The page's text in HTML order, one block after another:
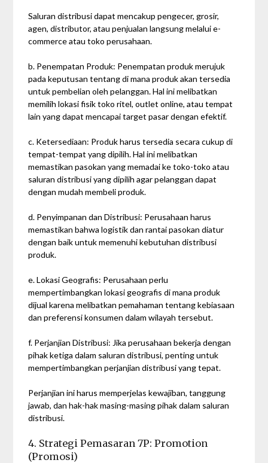
Saluran distribusi dapat mencakup pengecer, grosir,
agen, distributor, atau penjualan langsung melalui e-
commerce atau toko perusahaan.
b. Penempatan Produk: Penempatan produk merujuk
pada keputusan tentang di mana produk akan tersedia
untuk pembelian oleh pelanggan. Hal ini melibatkan
memilih lokasi fisik toko ritel, outlet online, atau tempat
lain yang dapat mencapai target pasar dengan efektif.
c. Ketersediaan: Produk harus tersedia secara cukup di
tempat-tempat yang dipilih. Hal ini melibatkan
memastikan pasokan yang memadai ke toko-toko atau
saluran distribusi yang dipilih agar pelanggan dapat
dengan mudah membeli produk.
d. Penyimpanan dan Distribusi: Perusahaan harus
memastikan bahwa logistik dan rantai pasokan diatur
dengan baik untuk memenuhi kebutuhan distribusi
produk.
e. Lokasi Geografis: Perusahaan perlu
mempertimbangkan lokasi geografis di mana produk
dijual karena melibatkan pemahaman tentang kebiasaan
dan preferensi konsumen dalam wilayah tersebut.
f. Perjanjian Distribusi: Jika perusahaan bekerja dengan
pihak ketiga dalam saluran distribusi, penting untuk
mempertimbangkan perjanjian distribusi yang tepat.
Perjanjian ini harus memperjelas kewajiban, tanggung
jawab, dan hak-hak masing-masing pihak dalam saluran
distribusi.
4. Strategi Pemasaran 7P: Promotion
(Promosi)